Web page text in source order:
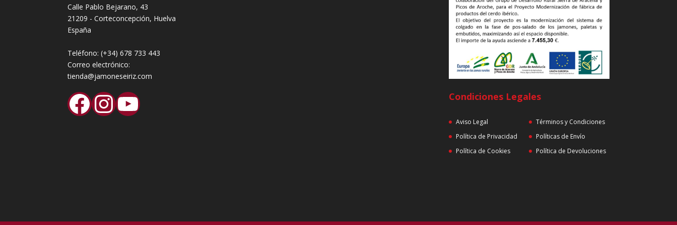
Calle Pablo Bejarano, 43
21209 - Corteconcepción, Huelva
España
Teléfono:(+34) 678 733 443
Correo electrónico:
tienda@jamoneseiriz.com
Facebook
Instagram
YouTube Condiciones Legales
Aviso Legal
Política de Privacidad
Política de Cookies
Términos y Condiciones
Políticas de Envío
Política de Devoluciones